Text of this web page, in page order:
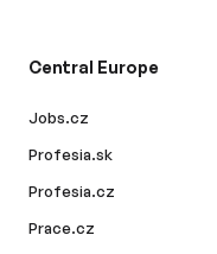
Central Europe
Jobs.cz
Profesia.sk
Profesia.cz
Prace.cz